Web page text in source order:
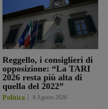
Reggello, i consiglieri di
opposizione: “La TARI
2026 resta più alta di
quella del 2022”
Politica 8 Agosto 2026